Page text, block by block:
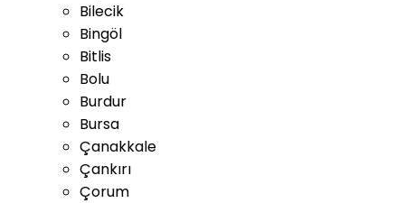
Bilecik
Bingöl
Bitlis
Bolu
Burdur
Bursa
Çanakkale
Çankırı
Çorum